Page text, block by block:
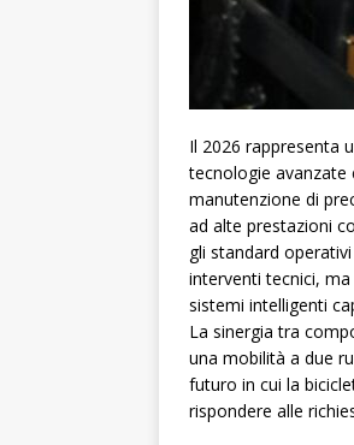
Il 2026 rappresenta
tecnologie avanzate
manutenzione di
ad alte prestazioni
gli standard
interventi tecnici,
sistemi intelligenti
La sinergia tra
una mobilità a due
futuro in cui la
rispondere alle